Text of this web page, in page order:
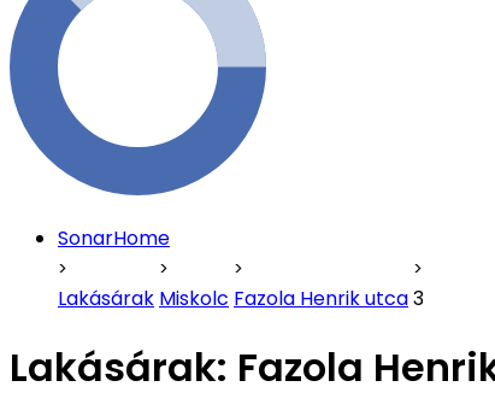
SonarHome
Lakásárak Miskolc Fazola Henrik utca3
Lakásárak: Fazola